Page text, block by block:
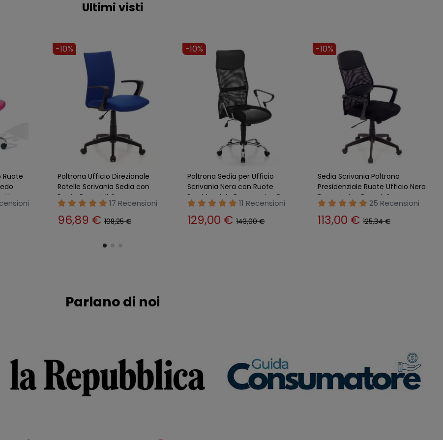
Ultimi visti
per
-10%
Sedia Ufficio con Rotelle
Scrivania Nero in Tessuto
Poltrona Braccioli Girevole
14 Recensioni
96,89 € 108,25 €
-11%
Sedia Presidenziale da Ufficio
Scrivania Poltrona Girevole
Ergonomica Braccioli
18 Recensioni
129,00 €145,00 €
-18%
Sedia Ufficio con Ruote Beige
Imbottita Braccioli Scrivania
Poltrona Ergonomica
5 Recensioni
127,00 €154,00 €
Parlano di noi